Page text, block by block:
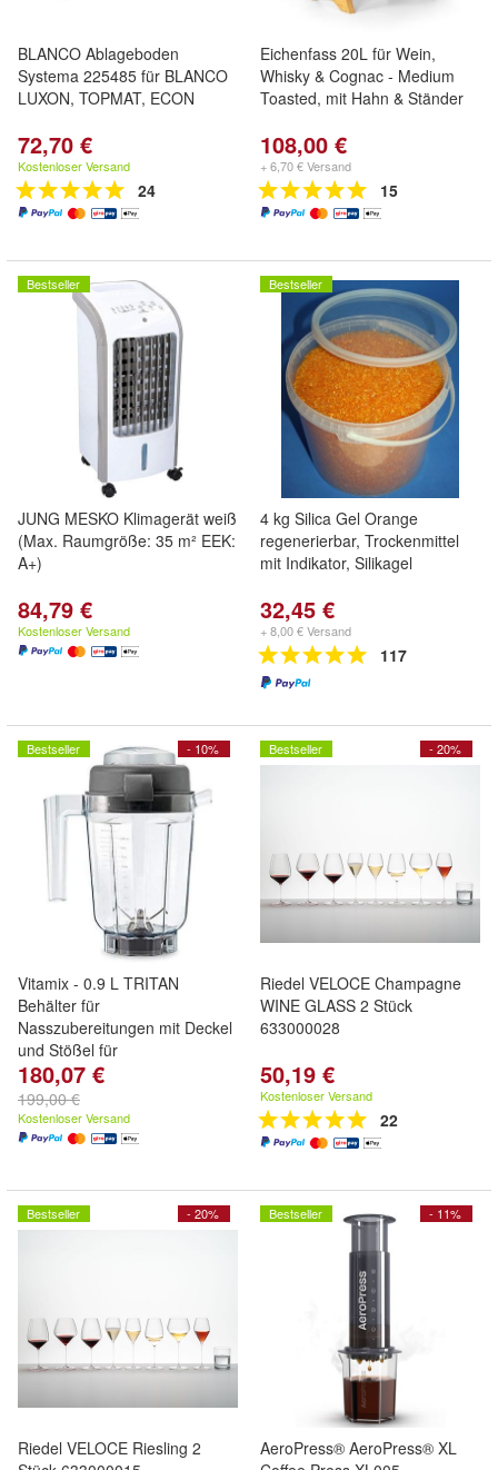
BLANCO Ablageboden
Systema 225485 für BLANCO
LUXON, TOPMAT, ECON
72,70 €
Kostenloser Versand
24
Eichenfass 20L für Wein,
Whisky & Cognac - Medium
Toasted, mit Hahn & Ständer
108,00 €
+ 6,70 € Versand
15
Bestseller
JUNG MESKO Klimagerät weiß
(Max. Raumgröße: 35 m² EEK:
A+)
84,79 €
Kostenloser Versand
Bestseller
4 kg Silica Gel Orange
regenerierbar, Trockenmittel
mit Indikator, Silikagel
32,45 €
+ 8,00 € Versand
117
- 10%
Bestseller
Vitamix - 0.9 L TRITAN
Behälter für
Nasszubereitungen mit Deckel
und Stößel für
180,07 €
199,00 €
Kostenloser Versand
- 20%
Bestseller
Riedel VELOCE Champagne
WINE GLASS 2 Stück
633000028
50,19 €
Kostenloser Versand
22
- 20%
Bestseller
Riedel VELOCE Riesling 2
- 11%
Bestseller
AeroPress® AeroPress® XL